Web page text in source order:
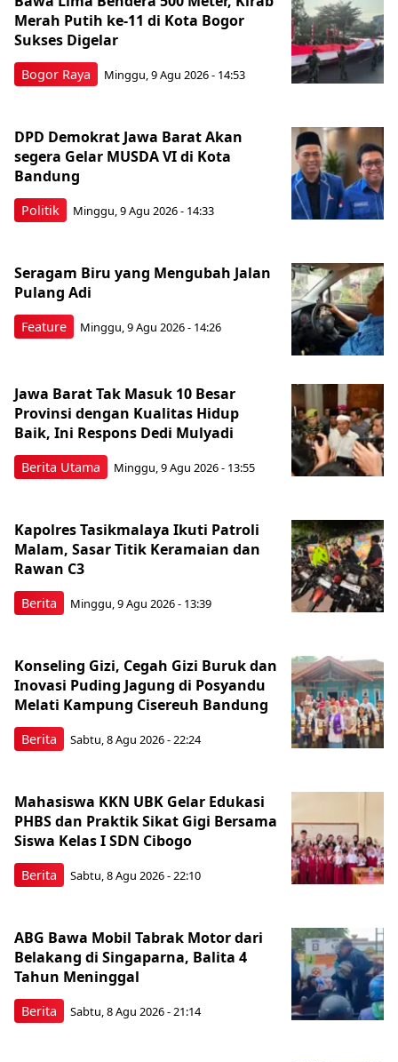
Bogor Raya
Merah Putih ke-11 di Kota Bogor
Sukses Digelar
Minggu, 9 Agu 2026 - 14:53
Politik
DPD Demokrat Jawa Barat Akan
segera Gelar MUSDA VI di Kota
Bandung
Minggu, 9 Agu 2026 - 14:33
Feature
Seragam Biru yang Mengubah Jalan
Pulang Adi
Minggu, 9 Agu 2026 - 14:26
Berita Utama
Jawa Barat Tak Masuk 10 Besar
Provinsi dengan Kualitas Hidup
Baik, Ini Respons Dedi Mulyadi
Minggu, 9 Agu 2026 - 13:55
Berita
Kapolres Tasikmalaya Ikuti Patroli
Malam, Sasar Titik Keramaian dan
Rawan C3
Minggu, 9 Agu 2026 - 13:39
Berita
Konseling Gizi, Cegah Gizi Buruk dan
Inovasi Puding Jagung di Posyandu
Melati Kampung Cisereuh Bandung
Sabtu, 8 Agu 2026 - 22:24
Berita
Mahasiswa KKN UBK Gelar Edukasi
PHBS dan Praktik Sikat Gigi Bersama
Siswa Kelas I SDN Cibogo
Sabtu, 8 Agu 2026 - 22:10
Berita
ABG Bawa Mobil Tabrak Motor dari
Belakang di Singaparna, Balita 4
Tahun Meninggal
Sabtu, 8 Agu 2026 - 21:14